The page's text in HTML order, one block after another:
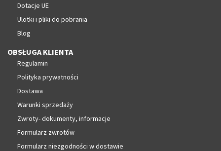
Dotacje UE
Ulotki i pliki do pobrania
Blog
OBSŁUGA KLIENTA
Regulamin
Polityka prywatności
Dostawa
Warunki sprzedaży
Zwroty- dokumenty, informacje
Formularz zwrotów
Formularz niezgodności w dostawie